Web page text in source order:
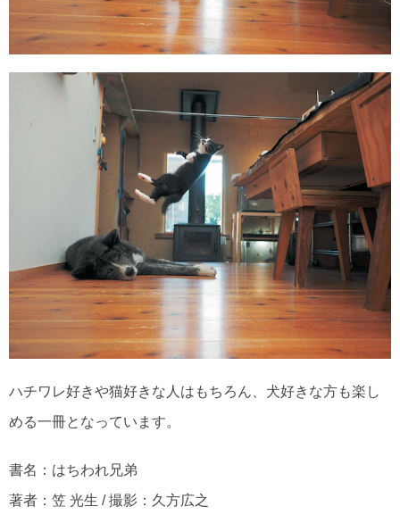
ハチワレ好きや猫好きな人はもちろん、犬好きな方も楽し
める一冊となっています。
書名：はちわれ兄弟
著者：笠 光生 / 撮影：久方広之